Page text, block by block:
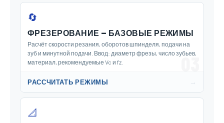
03
🔄
ФРЕЗЕРОВАНИЕ — БАЗОВЫЕ РЕЖИМЫ
Расчёт скорости резания, оборотов шпинделя, подачи на
зуб и минутной подачи. Ввод: диаметр фрезы, число зубьев,
материал, рекомендуемые Vc и fz.
РАССЧИТАТЬ РЕЖИМЫ →
📐